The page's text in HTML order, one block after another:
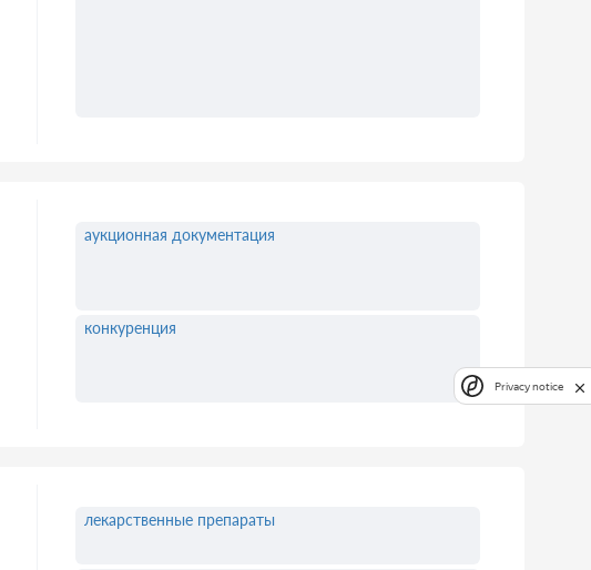
аукционная документация
конкуренция
лекарственные препараты
Privacy notice